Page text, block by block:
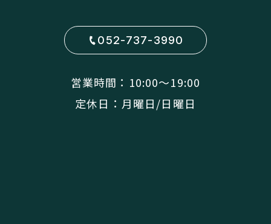
052-737-3990
営業時間：10:00〜19:00
定休日：月曜日/日曜日